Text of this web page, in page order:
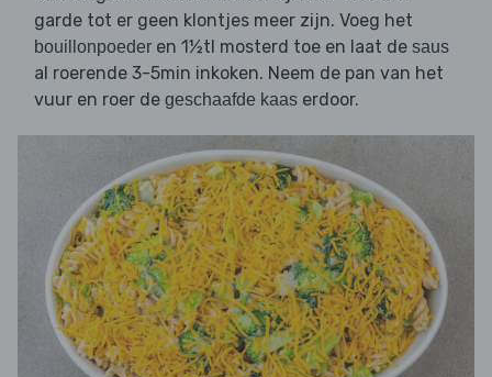
garde tot er geen klontjes meer zijn. Voeg het
bouillonpoeder en 1½tl mosterd toe en laat de saus
al roerende 3-5min inkoken. Neem de pan van het
vuur en roer de geschaafde kaas erdoor.